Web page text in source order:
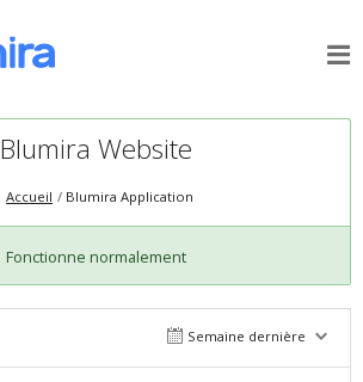
Blumira Website
Accueil Blumira Application
Fonctionne normalement
Semaine dernière